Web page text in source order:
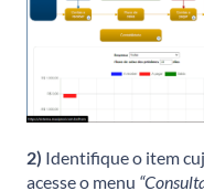
2) Identifique o item
acesse o menu